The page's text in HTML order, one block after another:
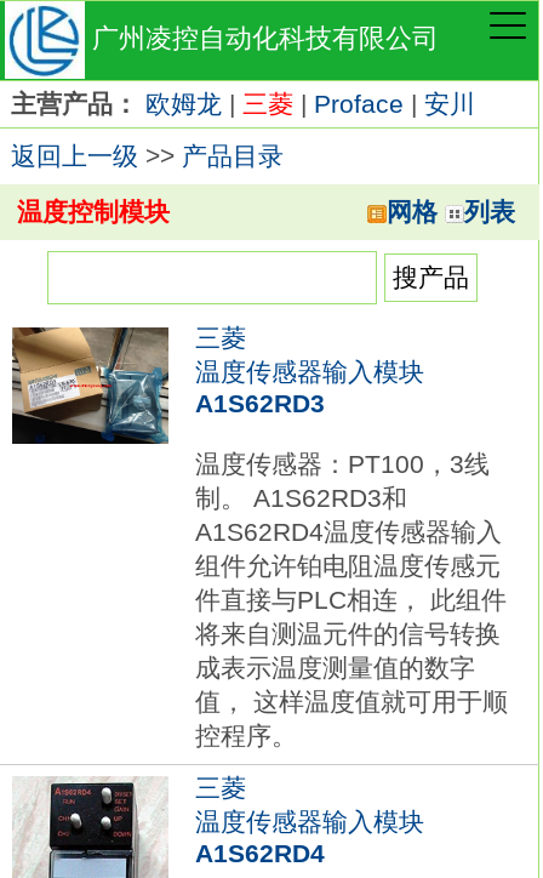
广州凌控自动化科技有限公司
主营产品： 欧姆龙 | 三菱 | Proface | 安川
返回上一级 >> 产品目录
网格 列表
温度控制模块
三菱
温度传感器输入模块
A1S62RD3
温度传感器：PT100，3线
制。 A1S62RD3和
A1S62RD4温度传感器输入
组件允许铂电阻温度传感元
件直接与PLC相连， 此组件
将来自测温元件的信号转换
成表示温度测量值的数字
值， 这样温度值就可用于顺
控程序。
三菱
温度传感器输入模块
A1S62RD4